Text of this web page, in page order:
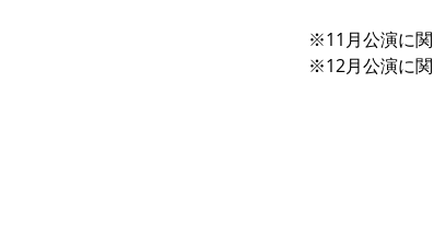
※11月公演に関
※12月公演に関